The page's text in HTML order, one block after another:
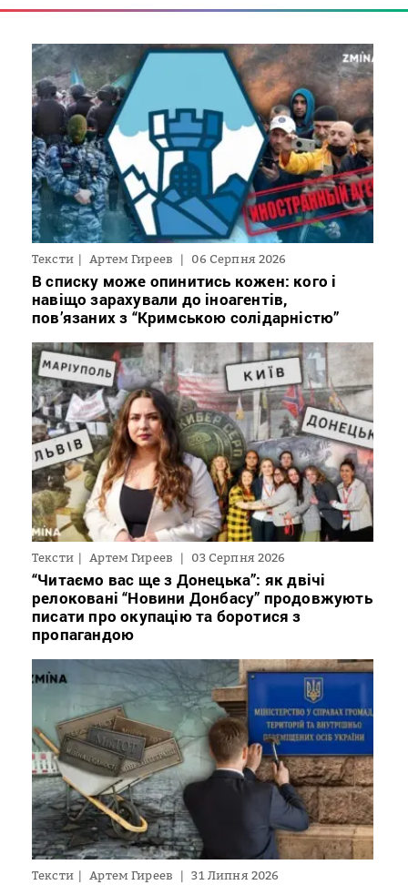
Тексти Артем Гиреев 06 Серпня 2026
В списку може опинитись кожен: кого і
навіщо зарахували до іноагентів,
пов’язаних з “Кримською солідарністю”
Тексти Артем Гиреев 03 Серпня 2026
“Читаємо вас ще з Донецька”: як двічі
релоковані “Новини Донбасу” продовжують
писати про окупацію та боротися з
пропагандою
Тексти Артем Гиреев 31 Липня 2026